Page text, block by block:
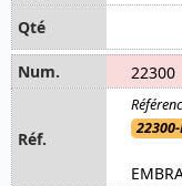
22300